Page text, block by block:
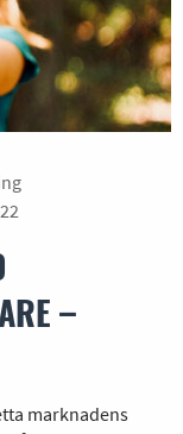
–
marknadens